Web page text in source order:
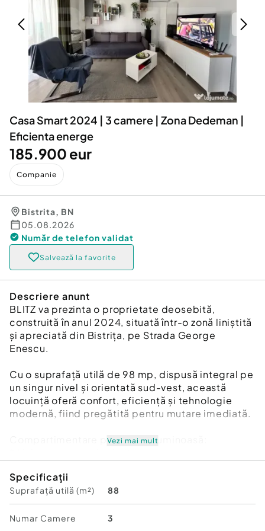
Servicii
Animale de companie
Afaceri și echipamente profesionale
Inchiriere Bunuri si Vehicule
Utilaje agricole si industriale
Piese auto si accesorii
Dacia Duster
Casa Smart 2024 | 3 camere | Zona Dedeman |
Eficienta energe
185.900 eur
Companie
Bistrita, BN
05.08.2026
Număr de telefon validat
Salvează la favorite
Descriere anunt
BLITZ va prezinta o proprietate deosebită,
construită în anul 2024, situată într-o zonă liniștită
și apreciată din Bistrița, pe Strada George
Enescu.
Cu o suprafață utilă de 98 mp, dispusă integral pe
un singur nivel și orientată sud-vest, această
locuință oferă confort, eficiență și tehnologie
modernă, fiind pregătită pentru mutare imediată.
Compartimentare practică și luminoasă:
* Bucătărie open-space
* Baie spațioasă
* Spațiu tehnic/depozitare
* Hol
Vezi mai mult
Specificații
Suprafață utilă (m²) 88
Numar Camere 3